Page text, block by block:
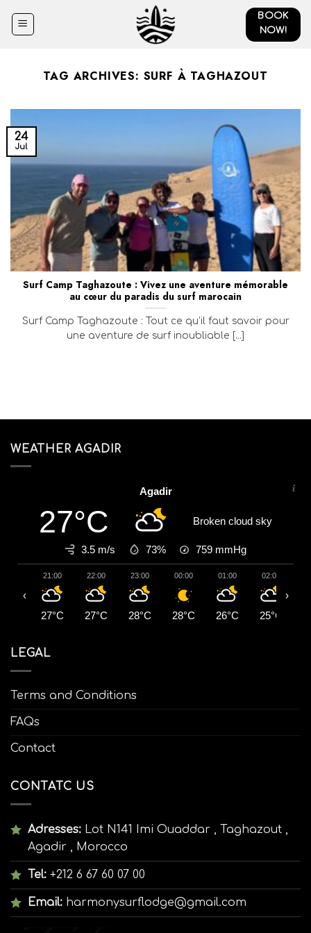
BOOK
NOW!
TAG ARCHIVES: SURF À TAGHAZOUT
Surf Camp Taghazoute : Vivez une aventure mémorable
au cœur du paradis du surf marocain
Surf Camp Taghazoute : Tout ce qu’il faut savoir pour
une aventure de surf inoubliable [...]
24
Jul
WEATHER AGADIR
Agadir
27°C Broken cloud sky
3.5 m/s 73% 759 mmHg
21:00
27°C
22:00
27°C
23:00
28°C
00:00
28°C
01:00
26°C
02:00
25°C
‹ ›
LEGAL
Terms and Conditions
FAQs
Contact
CONTATC US
Adresses: Lot N141 Imi Ouaddar , Taghazout ,
Agadir , Morocco
Tel: +212 6 67 60 07 00
Email: harmonysurflodge@gmail.com